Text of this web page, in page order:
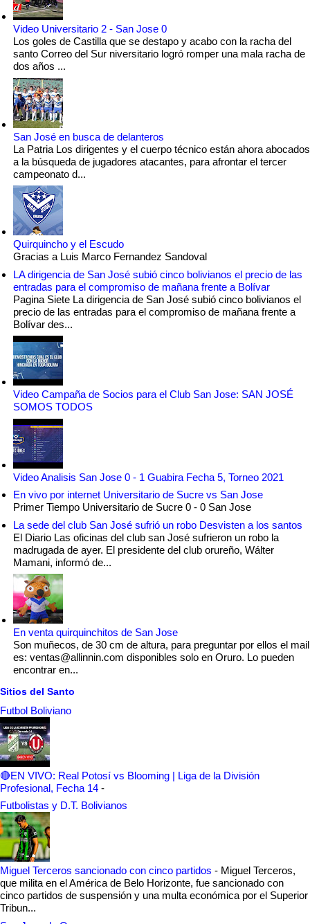
Video Universitario 2 - San Jose 0
Los goles de Castilla que se destapo y acabo con la racha del
santo Correo del Sur niversitario logró romper una mala racha de
dos años ...
San José en busca de delanteros
La Patria Los dirigentes y el cuerpo técnico están ahora abocados
a la búsqueda de jugadores atacantes, para afrontar el tercer
campeonato d...
Quirquincho y el Escudo
Gracias a Luis Marco Fernandez Sandoval
LA dirigencia de San José subió cinco bolivianos el precio de las
entradas para el compromiso de mañana frente a Bolívar
Pagina Siete La dirigencia de San José subió cinco bolivianos el
precio de las entradas para el compromiso de mañana frente a
Bolívar des...
Video Campaña de Socios para el Club San Jose: SAN JOSÉ
SOMOS TODOS
Video Analisis San Jose 0 - 1 Guabira Fecha 5, Torneo 2021
En vivo por internet Universitario de Sucre vs San Jose
Primer Tiempo Universitario de Sucre 0 - 0 San Jose
La sede del club San José sufrió un robo Desvisten a los santos
El Diario Las oficinas del club san José sufrieron un robo la
madrugada de ayer. El presidente del club orureño, Wálter
Mamani, informó de...
En venta quirquinchitos de San Jose
Son muñecos, de 30 cm de altura, para preguntar por ellos el mail
es: ventas@allinnin.com disponibles solo en Oruro. Lo pueden
encontrar en...
Sitios del Santo
Futbol Boliviano
🔴EN VIVO: Real Potosí vs Blooming | Liga de la División
Profesional, Fecha 14 -
Futbolistas y D.T. Bolivianos
Miguel Terceros sancionado con cinco partidos - Miguel Terceros,
que milita en el América de Belo Horizonte, fue sancionado con
cinco partidos de suspensión y una multa económica por el Superior
Tribun...